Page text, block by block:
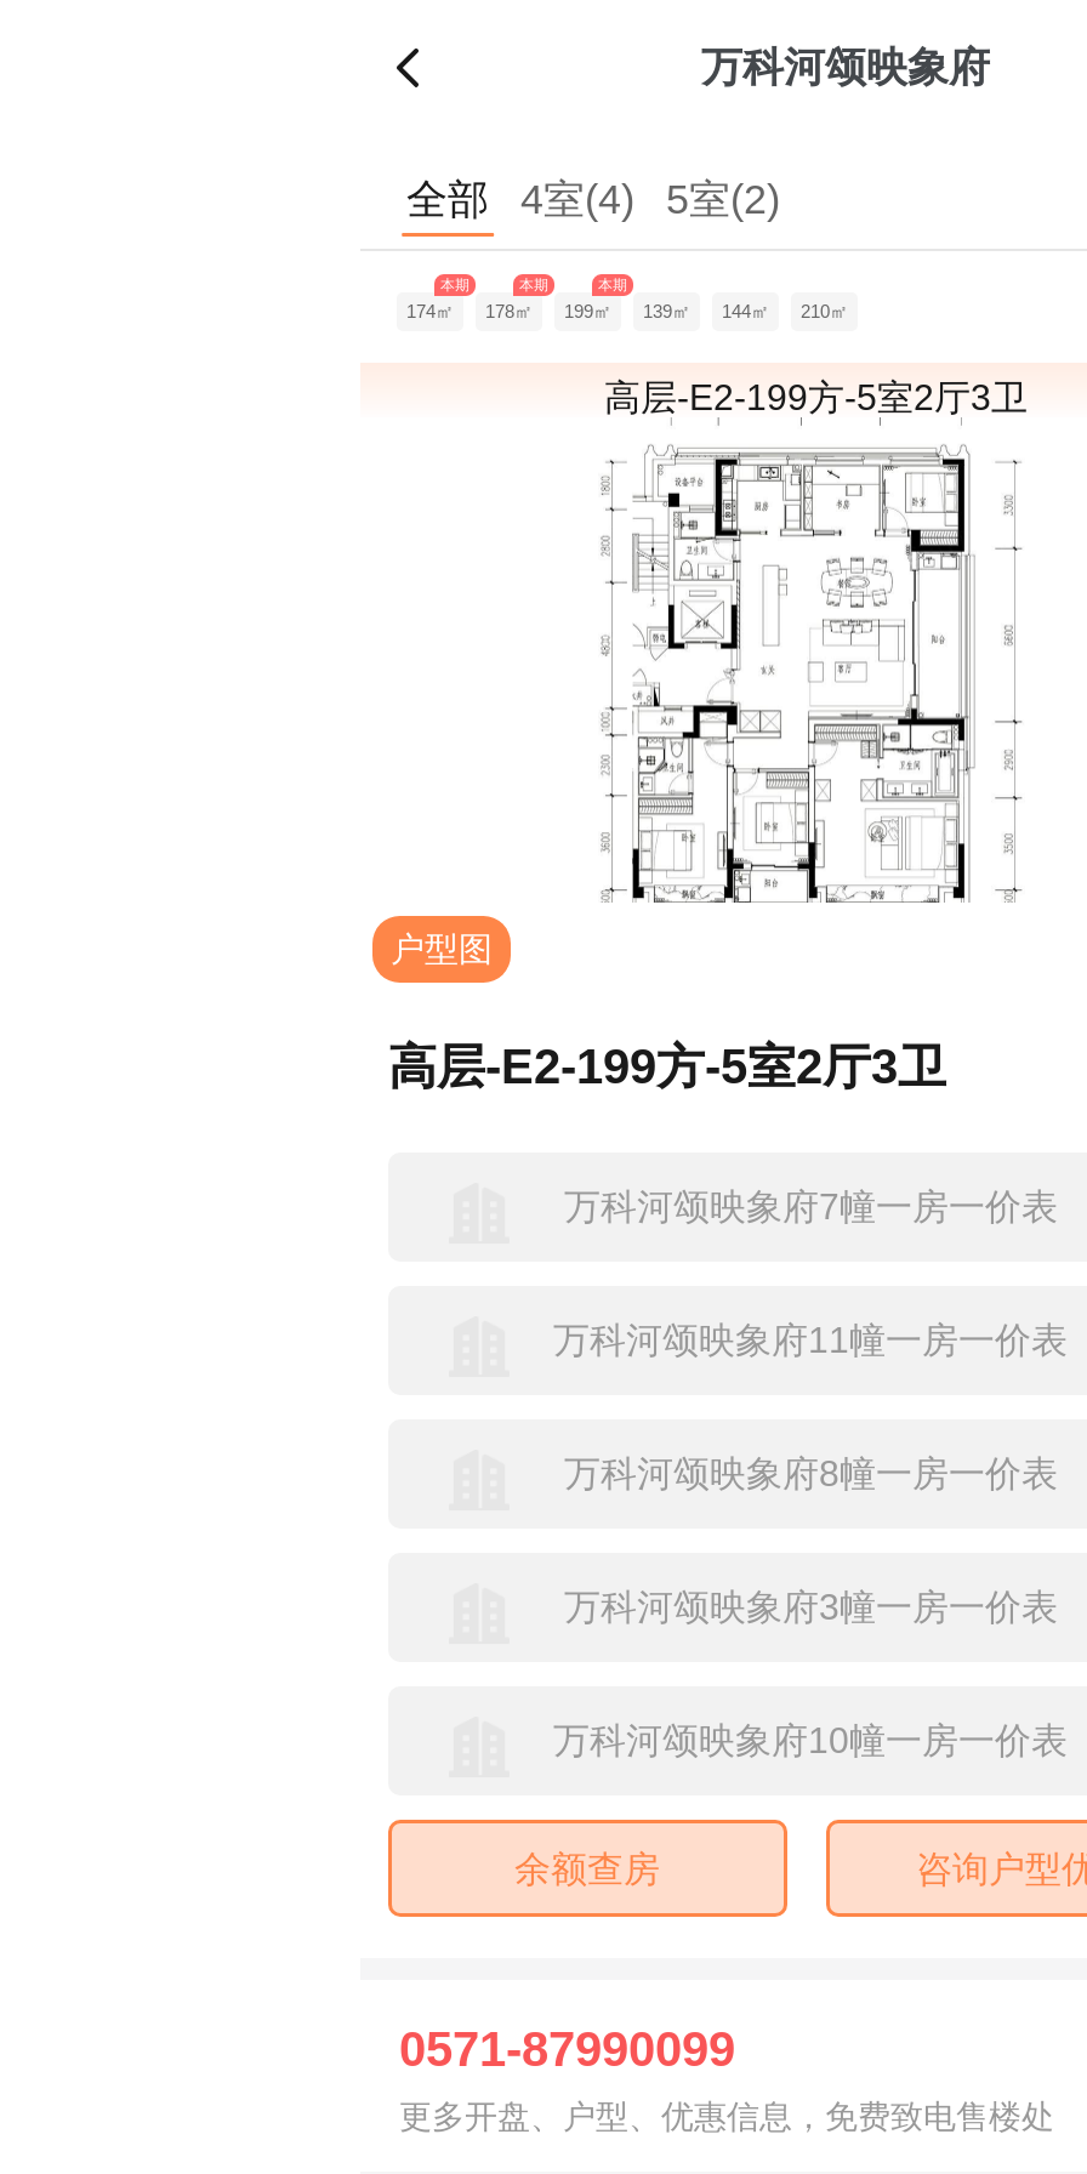
万科河颂映象府
全部 4室(4) 5室(2)
174㎡
本期
178㎡
本期
199㎡
本期
139㎡ 144㎡ 210㎡
高层-E2-199方-5室2厅3卫
户型图
高层-E2-199方-5室2厅3卫
万科河颂映象府7幢一房一价表
万科河颂映象府11幢一房一价表
万科河颂映象府8幢一房一价表
万科河颂映象府3幢一房一价表
万科河颂映象府10幢一房一价表
余额查房 咨询户型
0571-87990099
更多开盘、户型、优惠信息，免费致电售楼处